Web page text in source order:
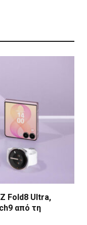
Fold8 Ultra,
από τη